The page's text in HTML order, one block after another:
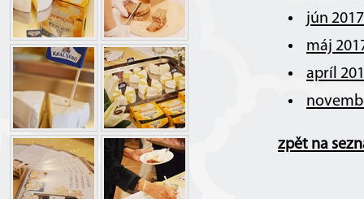
jún
máj
apríl
zpět na